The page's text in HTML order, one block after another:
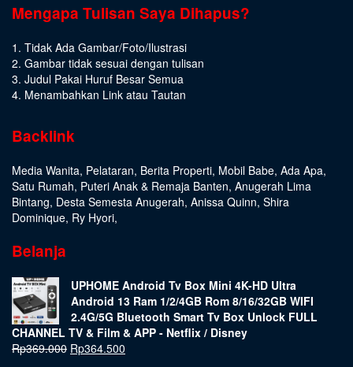
Mengapa Tulisan Saya Dihapus?
1. Tidak Ada Gambar/Foto/Ilustrasi
2. Gambar tidak sesuai dengan tulisan
3. Judul Pakai Huruf Besar Semua
4. Menambahkan Link atau Tautan
Backlink
Media Wanita, Pelataran, Berita Properti, Mobil Babe, Ada Apa,
Satu Rumah, Puteri Anak & Remaja Banten, Anugerah Lima
Bintang, Desta Semesta Anugerah, Anissa Quinn, Shira
Dominique, Ry Hyori,
Belanja
UPHOME Android Tv Box Mini 4K-HD Ultra
Android 13 Ram 1/2/4GB Rom 8/16/32GB WIFI
2.4G/5G Bluetooth Smart Tv Box Unlock FULL
CHANNEL TV & Film & APP - Netflix / Disney
Rp369.000 Rp364.500